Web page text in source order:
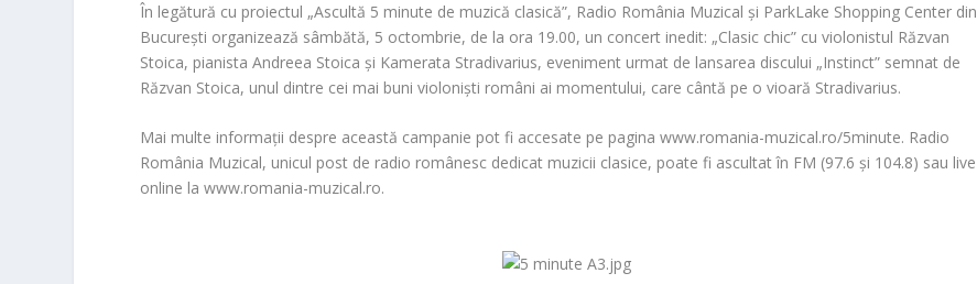
În legătură cu proiectul „Ascultă 5 minute de muzică clasică”, Radio România Muzical și ParkLake Shopping Center din
București organizează sâmbătă, 5 octombrie, de la ora 19.00, un concert inedit: „Clasic chic” cu violonistul Răzvan
Stoica, pianista Andreea Stoica și Kamerata Stradivarius, eveniment urmat de lansarea discului „Instinct” semnat de
Răzvan Stoica, unul dintre cei mai buni violoniști români ai momentului, care cântă pe o vioară Stradivarius.
Mai multe informații despre această campanie pot fi accesate pe pagina www.romania-muzical.ro/5minute. Radio
România Muzical, unicul post de radio românesc dedicat muzicii clasice, poate fi ascultat în FM (97.6 și 104.8) sau live
online la www.romania-muzical.ro.